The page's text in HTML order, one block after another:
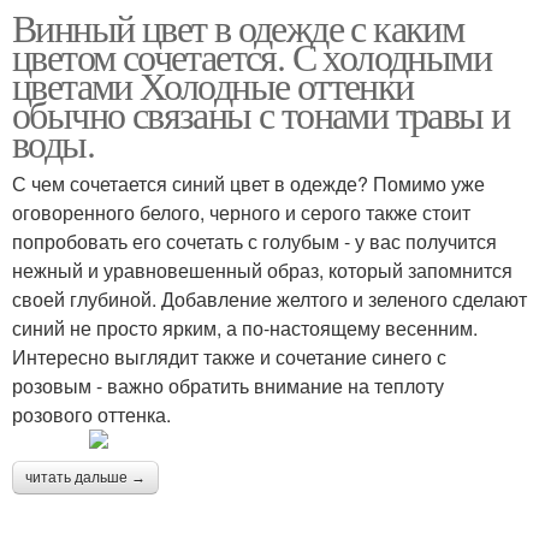
Винный цвет в одежде с каким
цветом сочетается. С холодными
цветами Холодные оттенки
обычно связаны с тонами травы и
воды.
С чем сочетается синий цвет в одежде? Помимо уже
оговоренного белого, черного и серого также стоит
попробовать его сочетать с голубым - у вас получится
нежный и уравновешенный образ, который запомнится
своей глубиной. Добавление желтого и зеленого сделают
синий не просто ярким, а по-настоящему весенним.
Интересно выглядит также и сочетание синего с
розовым - важно обратить внимание на теплоту
розового оттенка.
читать дальше →